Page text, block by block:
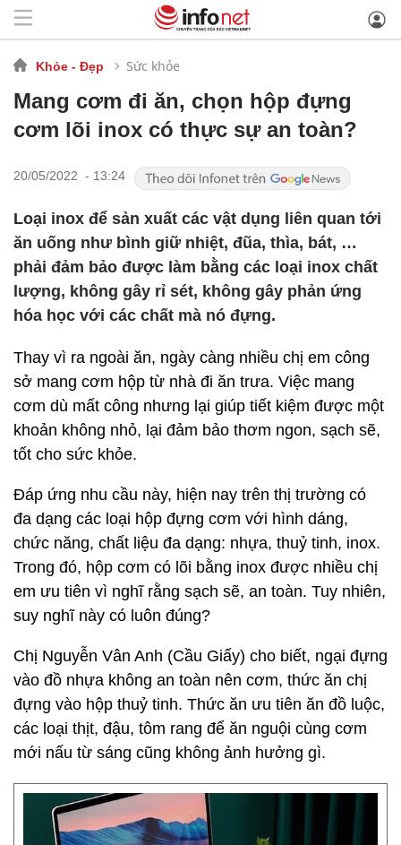
Khỏe - Đẹp Sức khỏe
Mang cơm đi ăn, chọn hộp đựng
cơm lõi inox có thực sự an toàn?
20/05/2022 - 13:24
Loại inox để sản xuất các vật dụng liên quan tới
ăn uống như bình giữ nhiệt, đũa, thìa, bát, …
phải đảm bảo được làm bằng các loại inox chất
lượng, không gây rỉ sét, không gây phản ứng
hóa học với các chất mà nó đựng.
Thay vì ra ngoài ăn, ngày càng nhiều chị em công
sở mang cơm hộp từ nhà đi ăn trưa. Việc mang
cơm dù mất công nhưng lại giúp tiết kiệm được một
khoản không nhỏ, lại đảm bảo thơm ngon, sạch sẽ,
tốt cho sức khỏe.
Đáp ứng nhu cầu này, hiện nay trên thị trường có
đa dạng các loại hộp đựng cơm với hình dáng,
chức năng, chất liệu đa dạng: nhựa, thuỷ tinh, inox.
Trong đó, hộp cơm có lõi bằng inox được nhiều chị
em ưu tiên vì nghĩ rằng sạch sẽ, an toàn. Tuy nhiên,
suy nghĩ này có luôn đúng?
Chị Nguyễn Vân Anh (Cầu Giấy) cho biết, ngại đựng
vào đồ nhựa không an toàn nên cơm, thức ăn chị
đựng vào hộp thuỷ tinh. Thức ăn ưu tiên ăn đồ luộc,
các loại thịt, đậu, tôm rang để ăn nguội cùng cơm
mới nấu từ sáng cũng không ảnh hưởng gì.